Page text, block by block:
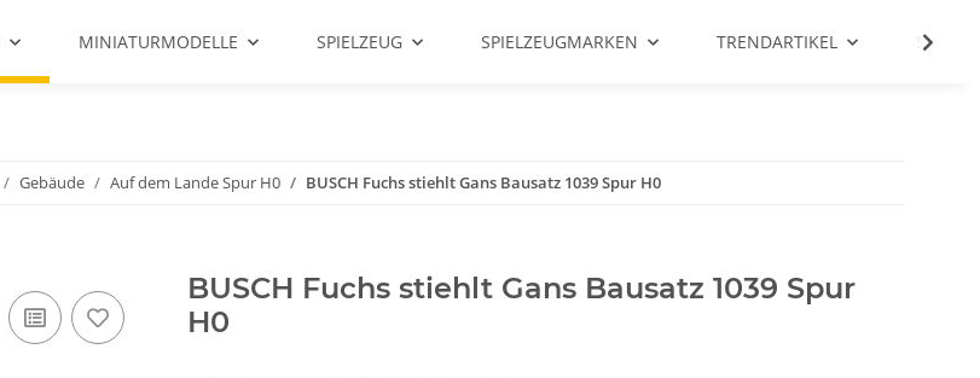
MINIATURMODELLE SPIELZEUG SPIELZEUGMARKEN TRENDARTIKEL SALE %
Gebäude Auf dem Lande Spur H0 BUSCH Fuchs stiehlt Gans Bausatz 1039 Spur H0
BUSCH Fuchs stiehlt Gans Bausatz 1039 Spur
H0